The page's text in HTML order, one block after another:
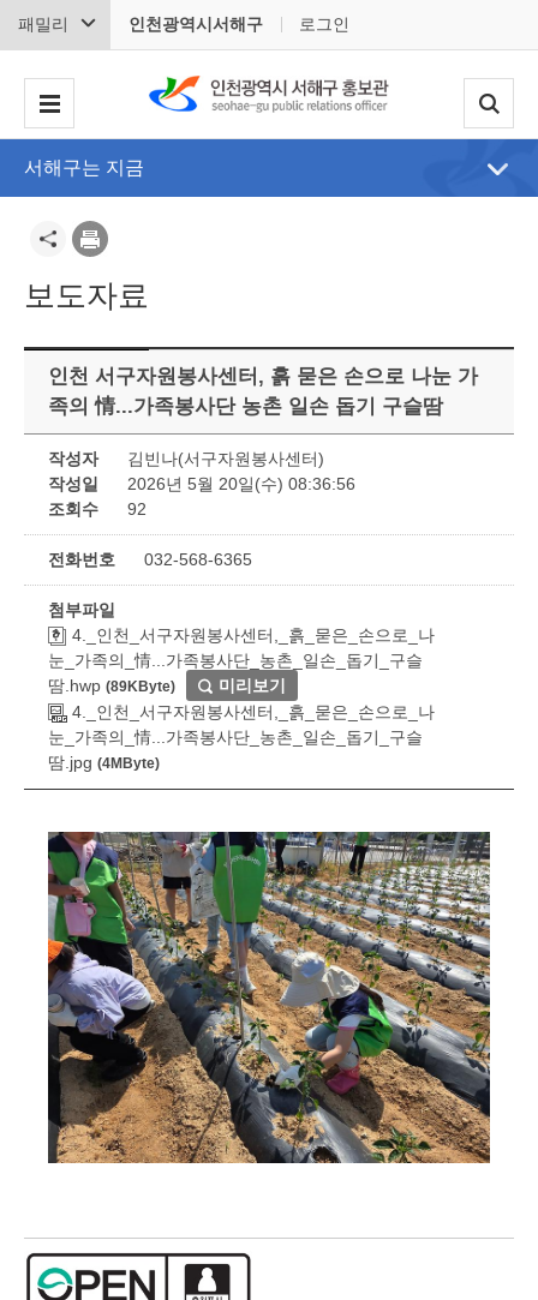
패밀리 인천광역시서해구 로그인
서해구는 지금
보도자료
인천 서구자원봉사센터, 흙 묻은 손으로 나눈 가
족의 情...가족봉사단 농촌 일손 돕기 구슬땀
작성자
김빈나(서구자원봉사센터)
작성일
2026년 5월 20일(수) 08:36:56
조회수
92
전화번호 032-568-6365
첨부파일
4._인천_서구자원봉사센터,_흙_묻은_손으로_나
눈_가족의_情...가족봉사단_농촌_일손_돕기_구슬
땀.hwp (89KByte)
미리보기
4._인천_서구자원봉사센터,_흙_묻은_손으로_나
눈_가족의_情...가족봉사단_농촌_일손_돕기_구슬
땀.jpg (4MByte)